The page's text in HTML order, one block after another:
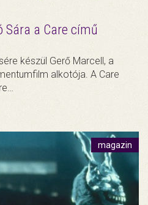
Sára a Care című
készül Gerő Marcell, a
alkotója. A Care
magazin